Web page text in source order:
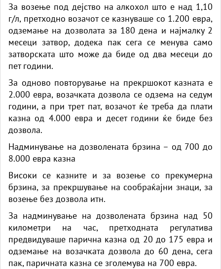
За возење под дејство на алкохол што е над 1,10
г/л, претходно возачот се казнуваше со 1.200 евра,
одземање на дозволата за 180 дена и најмалку 2
месеци затвор, додека пак сега се менува само
затворската што може да биде од два месеци до
пет години.
За одново повторување на прекршокот казната е
2.000 евра, возачката дозвола се одзема на седум
години, а при трет пат, возачот ќе треба да плати
казна од 4.000 евра и десет години ќе биде без
дозвола.
Надминување на дозволената брзина – од 700 до
8.000 евра казна
Високи се казните и за возење со прекумерна
брзина, за прекршување на сообраќајни знаци, за
возење без дозвола итн.
За надминување на дозволената брзина над 50
километри на час, претходната регулатива
предвидуваше парична казна од 20 до 175 евра и
одземање на возачката дозвола до 60 дена, сега
пак, паричната казна се зголемува на 700 евра.